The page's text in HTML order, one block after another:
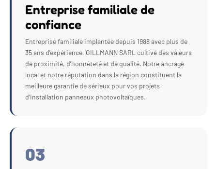
Entreprise familiale de
confiance
Entreprise familiale implantée depuis 1988 avec plus de
35 ans d’expérience, GILLMANN SARL cultive des valeurs
de proximité, d’honnêteté et de qualité. Notre ancrage
local et notre réputation dans la région constituent la
meilleure garantie de sérieux pour vos projets
d’installation panneaux photovoltaïques.
03